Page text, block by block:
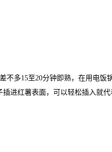
不多15至20分钟即熟，在用电
进红薯表面，可以轻松插入就